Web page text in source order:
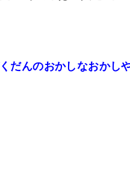
だんのおかしなおかしや